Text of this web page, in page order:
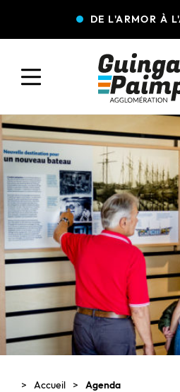
DE L'ARMOR À
COLLECTE DES DÉCHETS EAU
ENFANCE JEUNESSE
ASSOCIATIONS
Accueil Agenda